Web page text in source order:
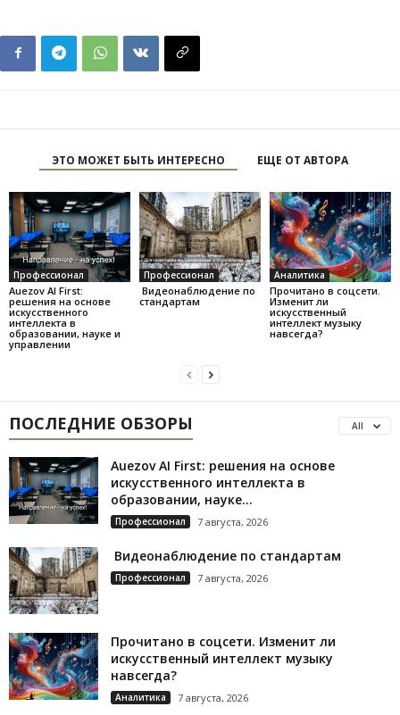
ЭТО МОЖЕТ БЫТЬ ИНТЕРЕСНО ЕЩЕ ОТ АВТОРА
Профессионал
Auezov AI First:
решения на основе
искусственного
интеллекта в
образовании, науке и
управлении
Профессионал
Видеонаблюдение по
стандартам
Аналитика
Прочитано в соцсети.
Изменит ли
искусственный
интеллект музыку
навсегда?
ПОСЛЕДНИЕ ОБЗОРЫ All
Auezov AI First: решения на основе
искусственного интеллекта в
образовании, науке...
Профессионал 7 августа, 2026
Видеонаблюдение по стандартам
Профессионал 7 августа, 2026
Прочитано в соцсети. Изменит ли
искусственный интеллект музыку
навсегда?
Аналитика 7 августа, 2026